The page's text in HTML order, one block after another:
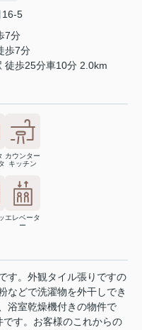
16-5
7分
歩7分
徒歩25分車10分 2.0km
カウンター
キッチン
エレベータ
ー
す。外観タイル張りですの
などで洗濯物を外干しでき
浴室乾燥機付きの物件で
す。お客様のこれからの